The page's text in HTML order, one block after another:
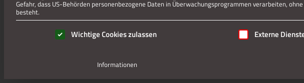
Gefahr, dass US-Behörden personenbezogene Daten in Überwachungsprogrammen verarbeiten,
besteht.
Es folgt eine Liste der Service-Gruppen, für die eine Einwilligung erteilt werden
Wichtige Cookies zulassen Externe
Informationen